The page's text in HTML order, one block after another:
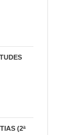
(2ª